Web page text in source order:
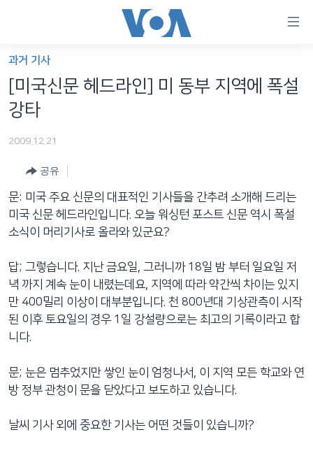
가
능
링
츠
로
네
이
세계
프로그램
주파수 안내
과거 기사
[미국신문 헤드라인] 미 동부 지역에 폭설
강타
2009.12.21
공유
문: 미국 주요 신문의 대표적인 기사들을 간추려 소개해 드리는
미국 신문 헤드라인입니다. 오늘 워싱턴 포스트 신문 역시 폭설
소식이 머리기사로 올라와 있군요?
답; 그렇습니다. 지난 금요일, 그러니까 18일 밤 부터 일요일 저
녁 까지 계속 눈이 내렸는데요, 지역에 따라 약간씩 차이는 있지
만 400밀리 이상이 대부분입니다. 천 800년대 기상관측이 시작
된 이후 토요일의 경우 1일 강설량으로는 최고의 기록이라고 합
니다.
문; 눈은 멈추었지만 쌓인 눈이 엄청나서, 이 지역 모든 학교와 연
방 정부 관청이 문을 닫았다고 보도하고 있습니다.
날씨 기사 외에 중요한 기사는 어떤 것들이 있습니까?